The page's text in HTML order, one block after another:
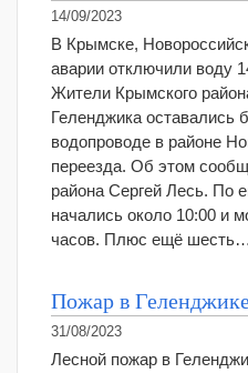
14/09/2023
В Крымске,
аварии отключили воду
Жители Крымского
Геленджика оставались
водопроводе в районе
переезда. Об этом
района Сергей Лесь. По
начались около 10:00 и
часов. Плюс ещё шесть…
Пожар в
31/08/2023
Лесной пожар в